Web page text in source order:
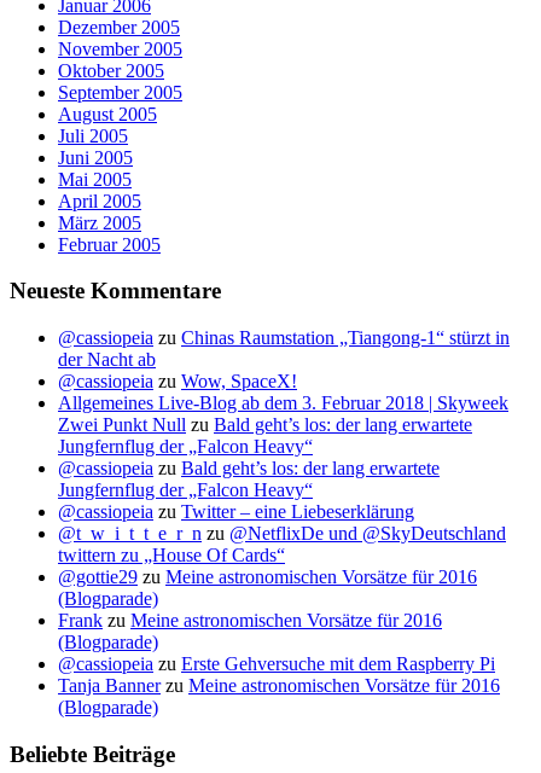
Januar 2006
Dezember 2005
November 2005
Oktober 2005
September 2005
August 2005
Juli 2005
Juni 2005
Mai 2005
April 2005
März 2005
Februar 2005
Neueste Kommentare
@cassiopeia zu Chinas Raumstation „Tiangong-1“ stürzt in
der Nacht ab
@cassiopeia zu Wow, SpaceX!
Allgemeines Live-Blog ab dem 3. Februar 2018 | Skyweek
Zwei Punkt Null zu Bald geht’s los: der lang erwartete
Jungfernflug der „Falcon Heavy“
@cassiopeia zu Bald geht’s los: der lang erwartete
Jungfernflug der „Falcon Heavy“
@cassiopeia zu Twitter – eine Liebeserklärung
@t_w_i_t_t_e_r_n zu @NetflixDe und @SkyDeutschland
twittern zu „House Of Cards“
@gottie29 zu Meine astronomischen Vorsätze für 2016
(Blogparade)
Frank zu Meine astronomischen Vorsätze für 2016
(Blogparade)
@cassiopeia zu Erste Gehversuche mit dem Raspberry Pi
Tanja Bannerzu Meine astronomischen Vorsätze für 2016
(Blogparade)
Beliebte Beiträge